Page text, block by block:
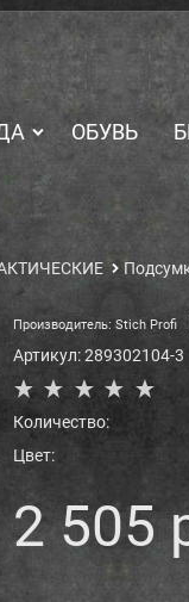
ОБУВЬ
Производитель: Stich Profi
Артикул: 289302104-3
Количество:
Цвет:
2 505